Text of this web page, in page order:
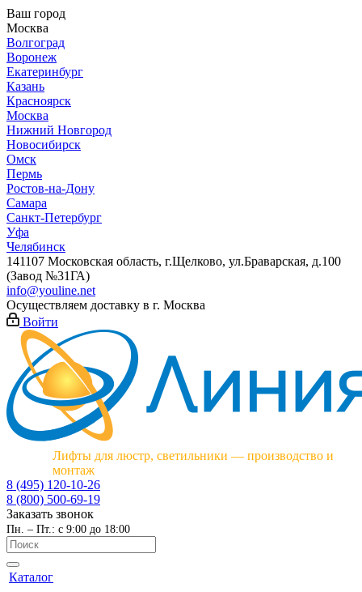
Ваш город
Москва
Волгоград
Воронеж
Екатеринбург
Казань
Красноярск
Москва
Нижний Новгород
Новосибирск
Омск
Пермь
Ростов-на-Дону
Самара
Санкт-Петербург
Уфа
Челябинск
141107 Московская область, г.Щелково, ул.Браварская, д.100
(Завод №31ГА)
info@youline.net
Осуществляем доставку в г. Москва
Войти
Лифты для люстр, светильники — производство и
монтаж
8 (495) 120-10-26
8 (800) 500-69-19
Заказать звонок
Пн. – Пт.: с 9:00 до 18:00
Каталог